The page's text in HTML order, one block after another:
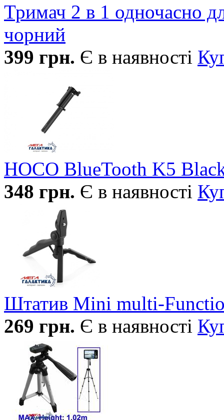
Тримач 2 в 1 одночасно
чорний
399 грн. Є в наявності
HOCO BlueTooth K5
348 грн. Є в наявності
Штатив Mini multi-
269 грн. Є в наявності